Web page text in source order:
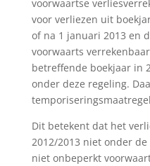
voorwaartse
voor verliezen uit
of na 1 januari 2013 en
voorwaarts
betreffende boekjaar in
onder deze regeling.
Dit betekent dat het
2012/2013 niet onder
niet onbeperkt